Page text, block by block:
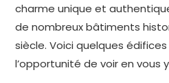
charme unique et
de nombreux bâtiments
siècle. Voici quelques
l’opportunité de voir en vous